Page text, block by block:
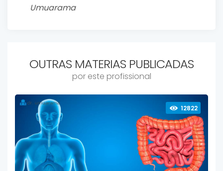
Umuarama
OUTRAS MATERIAS PUBLICADAS
por este profissional
12822